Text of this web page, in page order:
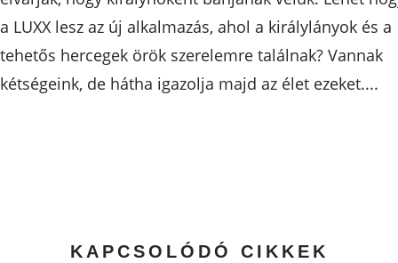
a LUXX lesz az új alkalmazás, ahol a királylányok és a
tehetős hercegek örök szerelemre találnak? Vannak
kétségeink, de hátha igazolja majd az élet ezeket....
KAPCSOLÓDÓ CIKKEK